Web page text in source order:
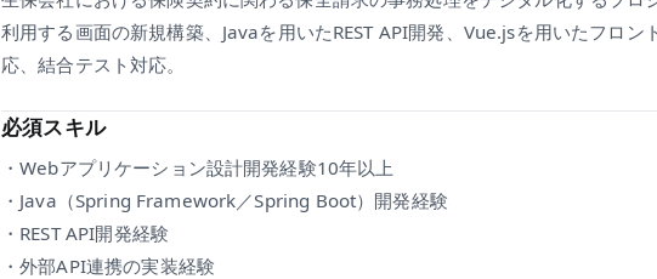
利用する画面の新規構築、Javaを用いたREST API開発、Vue.jsを用いたフロン
応、結合テスト対応。
必須スキル
・Webアプリケーション設計開発経験10年以上
・Java（Spring Framework／Spring Boot）開発経験
・REST API開発経験
・外部API連携の実装経験